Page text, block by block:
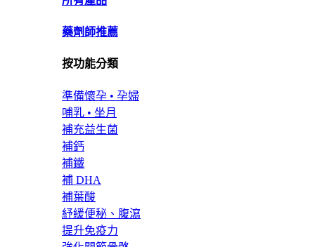
藥劑師推薦
按功能分類
準備懷孕 • 孕婦
哺乳 • 坐月
補充益生菌
補鈣
補鐵
補 DHA
補葉酸
紓緩便秘、腹瀉
提升免疫力